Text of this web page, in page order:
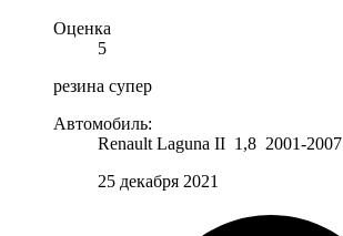
Оценка
5
резина супер
Автомобиль:
Renault Laguna II 1,8 2001-2007
25 декабря 2021